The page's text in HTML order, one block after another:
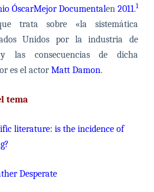
ÓscarMejor Documentalen2011.1
trata sobre «la sistemática
Unidos por la industria de
las consecuencias de dicha
es el actorMatt Damon.
tema
literature: is the incidence of
Desperate